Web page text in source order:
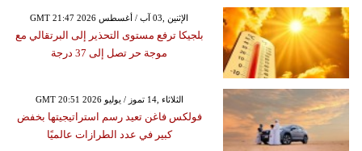
GMT 21:47 2026 الإثنين ,03 آب / أغسطس
بلجيكا ترفع مستوى التحذير إلى البرتقالي مع
موجة حر تصل إلى 37 درجة
GMT 20:51 2026 الثلاثاء ,14 تموز / يوليو
فولكس فاغن تعيد رسم استراتيجيتها بخفض
كبير في عدد الطرازات عالميًا